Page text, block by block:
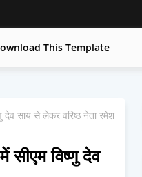
This Template
देव साय से लेकर वरिष्ठ नेता रमेश
सीएम विष्णु देव